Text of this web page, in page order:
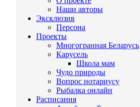
Наши авторы
Эксклюзив
Персона
Проекты
Многогранная Беларусь
Карусель
Школа мам
Чудо природы
Вопрос нотариусу
Рыбалка онлайн
Расписания